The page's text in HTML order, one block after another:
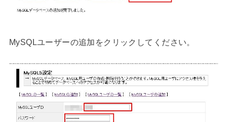
MySQLユーザーの追加をクリックしてください。